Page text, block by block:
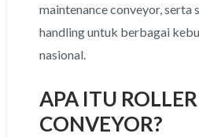
maintenance conveyor, serta
handling untuk berbagai
nasional.
APA ITU ROLLER
CONVEYOR?